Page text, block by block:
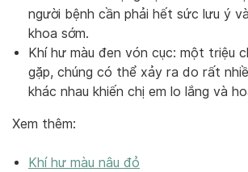
người bệnh cần phải hết sức lưu ý
khoa sớm.
Khí hư màu đen vón cục: một triệu
gặp, chúng có thể xảy ra do rất
khác nhau khiến chị em lo lắng và
Xem thêm:
Khí hư màu nâu đỏ